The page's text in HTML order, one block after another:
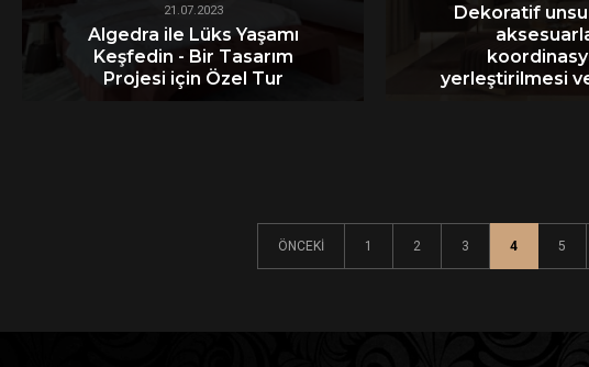
21.07.2023
Algedra ile Lüks Yaşamı
Keşfedin - Bir Tasarım
Projesi için Özel Tur
Dekoratif
yerleştirilmesi ve
ÖNCEKI 1 2 3 4 5